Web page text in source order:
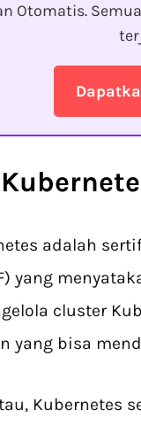
Otomatis.
adalah
yang
cluster
yang bisa
Kubernetes